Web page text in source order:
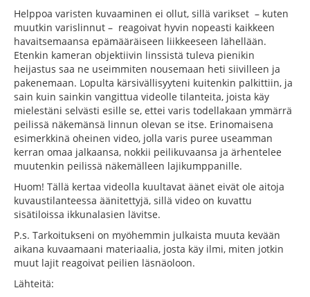
Helppoa varisten kuvaaminen ei ollut, sillä varikset – kuten
muutkin varislinnut – reagoivat hyvin nopeasti kaikkeen
havaitsemaansa epämääräiseen liikkeeseen lähellään.
Etenkin kameran objektiivin linssistä tuleva pienikin
heijastus saa ne useimmiten nousemaan heti siivilleen ja
pakenemaan. Lopulta kärsivällisyyteni kuitenkin palkittiin, ja
sain kuin sainkin vangittua videolle tilanteita, joista käy
mielestäni selvästi esille se, ettei varis todellakaan ymmärrä
peilissä näkemänsä linnun olevan se itse. Erinomaisena
esimerkkinä oheinen video, jolla varis puree useamman
kerran omaa jalkaansa, nokkii peilikuvaansa ja ärhentelee
muutenkin peilissä näkemälleen lajikumppanille.
Huom! Tällä kertaa videolla kuultavat äänet eivät ole aitoja
kuvaustilanteessa äänitettyjä, sillä video on kuvattu
sisätiloissa ikkunalasien lävitse.
P.s. Tarkoitukseni on myöhemmin julkaista muuta kevään
aikana kuvaamaani materiaalia, josta käy ilmi, miten jotkin
muut lajit reagoivat peilien läsnäoloon.
Lähteitä: